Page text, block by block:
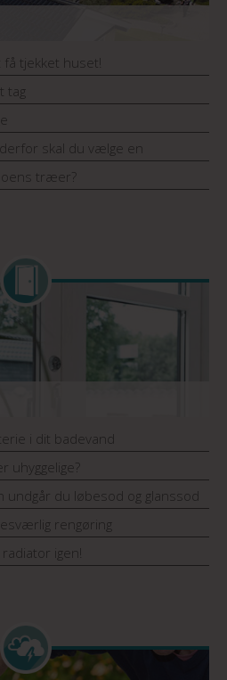
tjekket huset!
tag
skal du vælge en
træer?
i dit badevand
uhyggelige?
undgår du løbesod og glanssod
rengøring
igen!